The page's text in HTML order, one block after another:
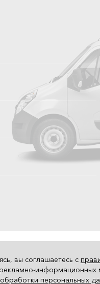
вы соглашаетесь с
информационных
персональных